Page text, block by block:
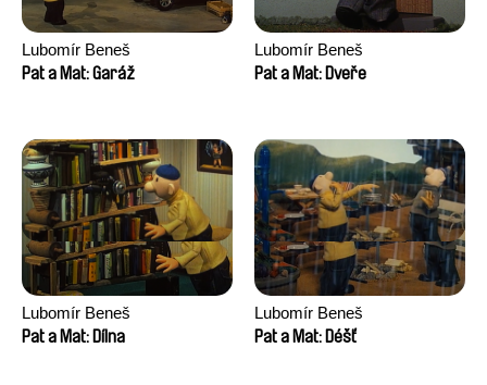
Lubomír Beneš
Pat a Mat: Garáž
Lubomír Beneš
Pat a Mat: Dveře
Lubomír Beneš
Pat a Mat: Dílna
Lubomír Beneš
Pat a Mat: Déšť